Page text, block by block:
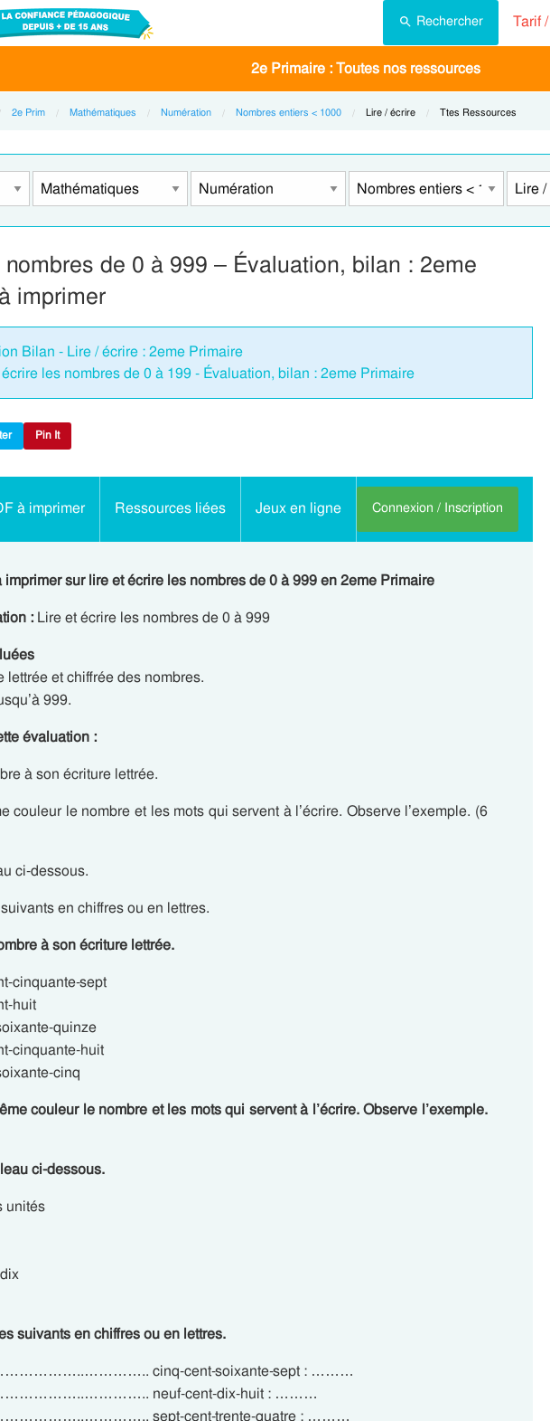
Rechercher Tarif /
2e Primaire : Toutes nos ressources
2e Prim Mathématiques Numération Nombres entiers < 1000 Current:
Lire / écrire Current:
Ttes Ressources
de 0 à 999 – Évaluation, bilan : 2eme
imprimer
Bilan - Lire / écrire : 2eme Primaire
les nombres de 0 à 199 - Évaluation, bilan : 2eme Primaire
Pin It
à imprimer Ressources liées Jeux en ligne Connexion / Inscription
sur lire et écrire les nombres de 0 à 999 en 2eme Primaire
: Lire et écrire les nombres de 0 à 999
lettrée et chiffrée des nombres.
999.
évaluation :
à son écriture lettrée.
couleur le nombre et les mots qui servent à l’écrire. Observe l’exemple. (6
ci-dessous.
en chiffres ou en lettres.
à son écriture lettrée.
cinquante-sept
huit
quinze
cinquante-huit
cinq
couleur le nombre et les mots qui servent à l’écrire. Observe l’exemple.
ci-dessous.
unités
suivants en chiffres ou en lettres.
cinq-cent-soixante-sept : ………
neuf-cent-dix-huit : ………
sept-cent-trente-quatre : ………